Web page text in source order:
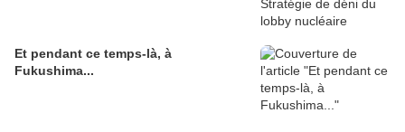
Et pendant ce temps-là, à
Fukushima...